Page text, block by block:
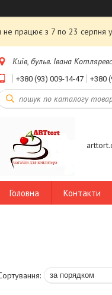
не працює з 7 по 23 серпня
Київ, бульв. Івана
+380 (93) 009-14-47 +380
Головна Контакти